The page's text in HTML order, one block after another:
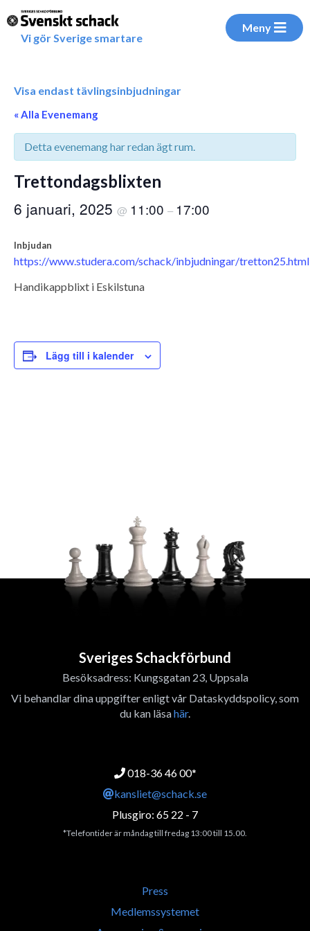
Vi gör Sverige smartare
Meny
Visa endast tävlingsinbjudningar
« Alla Evenemang
Detta evenemang har redan ägt rum.
Trettondagsblixten
6 januari, 2025 @ 11:00 – 17:00
Inbjudan
https://www.studera.com/schack/inbjudningar/tretton25.html
Handikappblixt i Eskilstuna
Lägg till i kalender
Sveriges Schackförbund
Besöksadress: Kungsgatan 23, Uppsala
Vi behandlar dina uppgifter enligt vår Dataskyddspolicy, som
du kan läsahär.
018-36 46 00*
kansliet@schack.se
Plusgiro: 65 22 - 7
*Telefontider är måndag till fredag 13:00 till 15.00.
Press
Medlemssystemet